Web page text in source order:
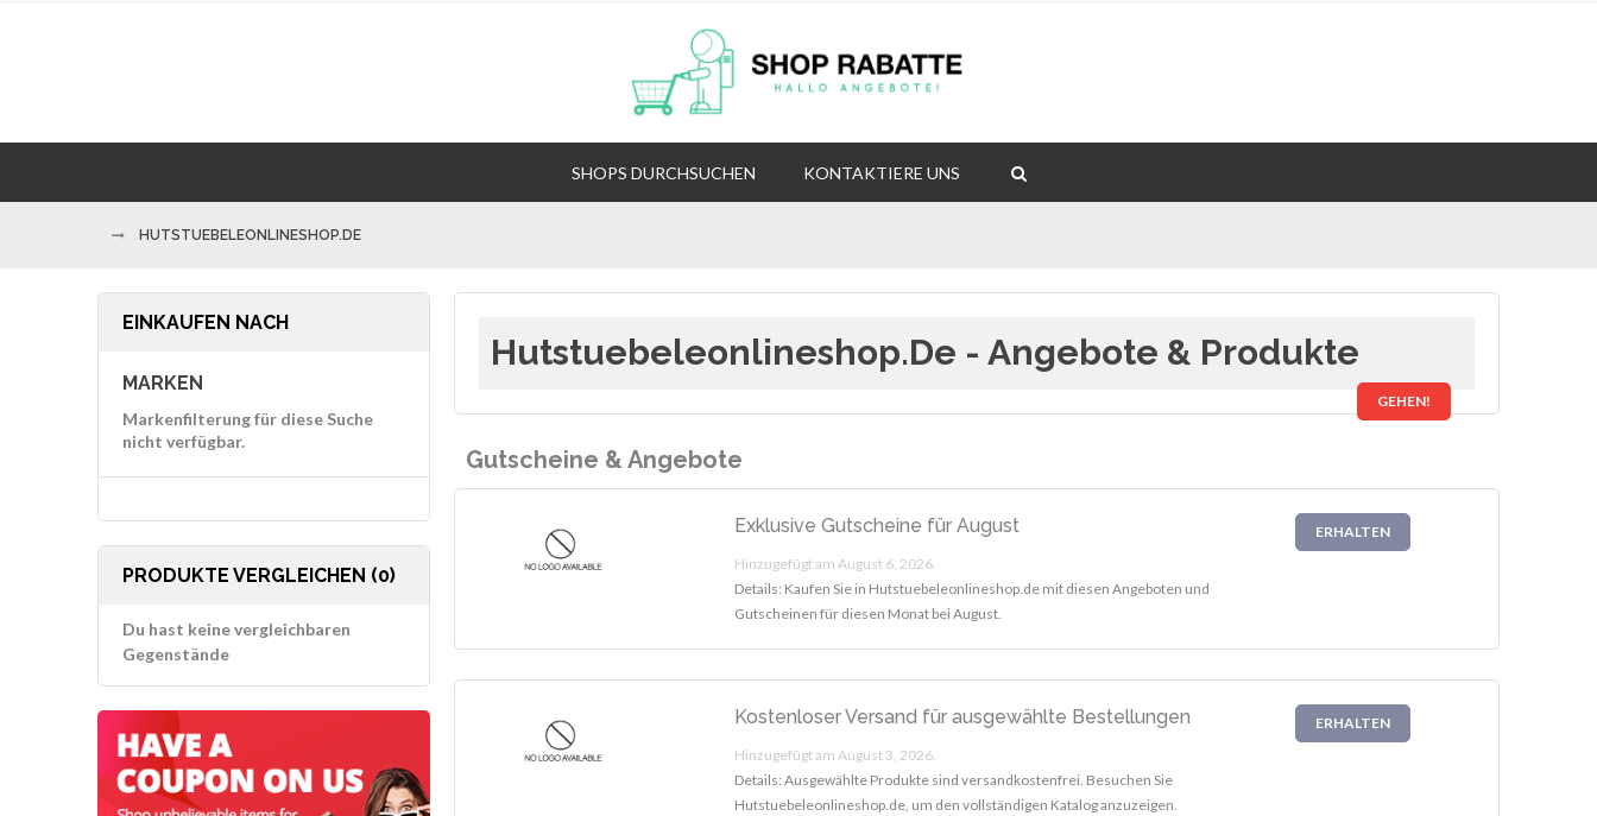
SHOPS DURCHSUCHEN KONTAKTIERE UNS
HUTSTUEBELEONLINESHOP.DE
Hutstuebeleonlineshop.de - Angebote & Produkte
GEHEN!
Gutscheine & Angebote
Exklusive Gutscheine für August
Hinzugefügt am August 6, 2026.
Details: Kaufen Sie in Hutstuebeleonlineshop.de mit diesen Angeboten und
Gutscheinen für diesen Monat bei August.
ERHALTEN
Kostenloser Versand für ausgewählte Bestellungen
Hinzugefügt am August 3, 2026.
Details: Ausgewählte Produkte sind versandkostenfrei. Besuchen Sie
Hutstuebeleonlineshop.de, um den vollständigen Katalog anzuzeigen.
ERHALTEN
EINKAUFEN NACH
MARKEN
Markenfilterung für diese Suche
nicht verfügbar.
PRODUKTE VERGLEICHEN (0)
Du hast keine vergleichbaren
Gegenstände